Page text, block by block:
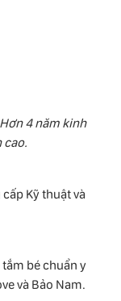
Hơn 4 năm kinh
cao.
Kỹ thuật và
bé chuẩn y
và Bảo Nam.